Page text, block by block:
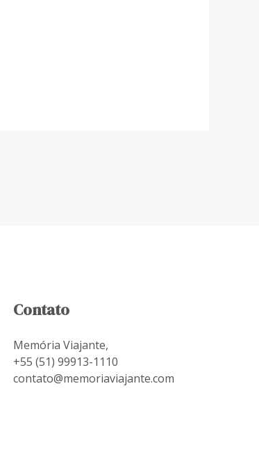
Contato
Memória Viajante,
+55 (51) 99913-1110
contato@memoriaviajante.com